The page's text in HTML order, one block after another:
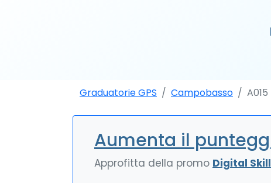
Graduatorie GPS Campobasso A015
Aumenta il
Approfitta della promo Digital Skill